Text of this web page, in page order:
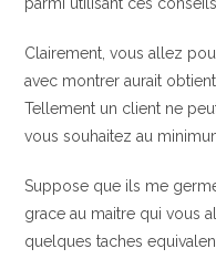
Clairement, vous allez
avec montrer aurait
Tellement un client ne
vous souhaitez au
Suppose que ils me
grace au maitre qui vous
quelques taches